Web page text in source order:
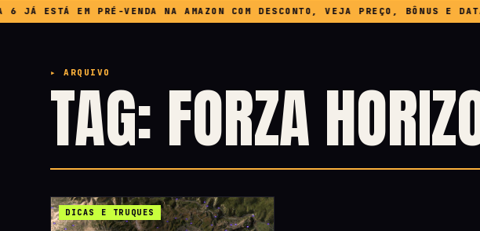
ESTÁ EM PRÉ-VENDA NA AMAZON COM DESCONTO, VEJA PREÇO, BÔNUS E
▸ ARQUIVO
TAG: FORZA
DICAS E TRUQUES